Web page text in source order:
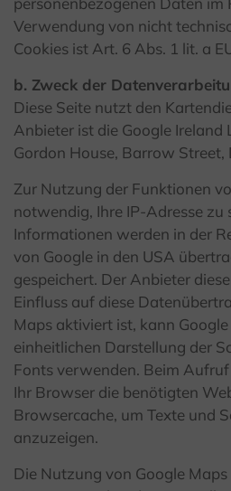
Verwendung von nicht
Cookies ist Art. 6 Abs. 1 lit. a
b. Zweck der
Diese Seite nutzt den
Anbieter ist die Google Ireland
Gordon House, Barrow Street,
Zur Nutzung der Funktionen
notwendig, Ihre IP-Adresse zu
Informationen werden in der
von Google in den USA
gespeichert. Der Anbieter
Einfluss auf diese
Maps aktiviert ist, kann
einheitlichen Darstellung der
Fonts verwenden. Beim
Ihr Browser die benötigten
Browsercache, um Texte und
anzuzeigen.
Die Nutzung von Google